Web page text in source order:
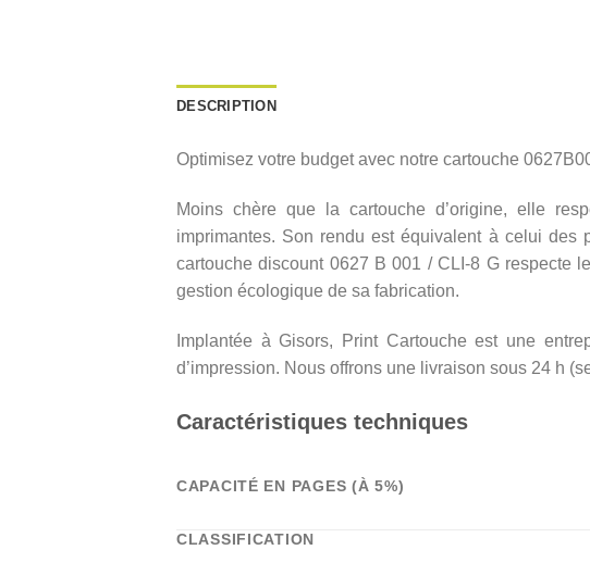
DESCRIPTION
Optimisez votre budget avec notre cartouche
Moins chère que la cartouche d’origine, elle
imprimantes. Son rendu est équivalent à celui des
cartouche discount 0627 B 001 / CLI-8 G respecte
gestion écologique de sa fabrication.
Implantée à Gisors, Print Cartouche est une
d’impression. Nous offrons une livraison sous 24 h
Caractéristiques techniques
CAPACITÉ EN PAGES (À 5%)
CLASSIFICATION